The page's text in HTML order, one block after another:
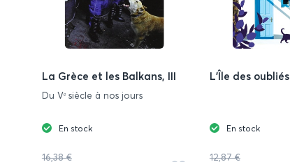
La Grèce et les Balkans, III
Du Vᵉ siècle à nos jours
En stock
16,38 €
L'Île des oubliés
En stock
12,87 €